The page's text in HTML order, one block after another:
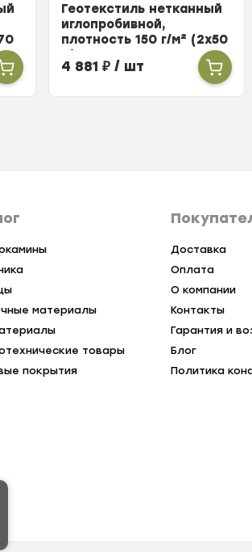
Геотекстиль нетканный
иглопробивной,
плотность 150 г/м² (2х50
м)
4 881₽ / шт
материалы
товары
покрытия
Доставка
Оплата
О компании
Контакты
Гарантия и
Блог
Политика